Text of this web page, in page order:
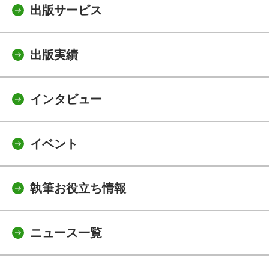
出版サービス
出版実績
インタビュー
イベント
執筆お役立ち情報
ニュース一覧